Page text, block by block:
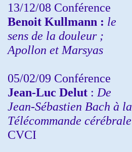
13/12/08 Conférence
Benoit Kullmann : le
sens de la douleur ;
Apollon et Marsyas
05/02/09 Conférence
Jean-Luc Delut : De
Jean-Sébastien Bach à la
Télécommande cérébrale
CVCI